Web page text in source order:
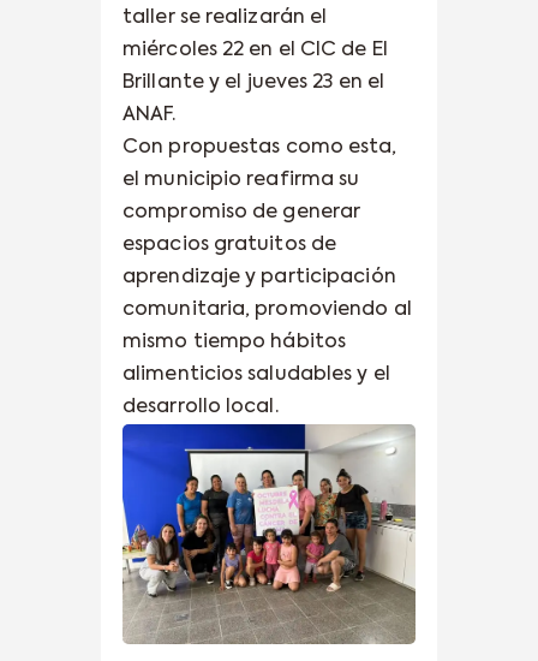
taller se realizarán el
miércoles 22 en el CIC de El
Brillante y el jueves 23 en el
ANAF.
Con propuestas como esta,
el municipio reafirma su
compromiso de generar
espacios gratuitos de
aprendizaje y participación
comunitaria, promoviendo al
mismo tiempo hábitos
alimenticios saludables y el
desarrollo local.